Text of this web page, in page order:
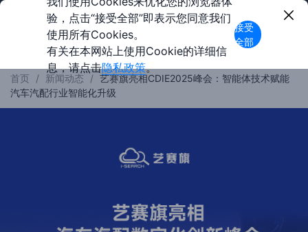
首页 / 新闻动态 / 艺赛旗亮相CDIE2025峰会：智能体技术赋能
汽车汽配行业智能化升级
验，点击“接受全部”即表示您同意我们
使用所有Cookies。
有关在本网站上使用Cookie的详细信
息，请点击隐私政策。
接受
全部